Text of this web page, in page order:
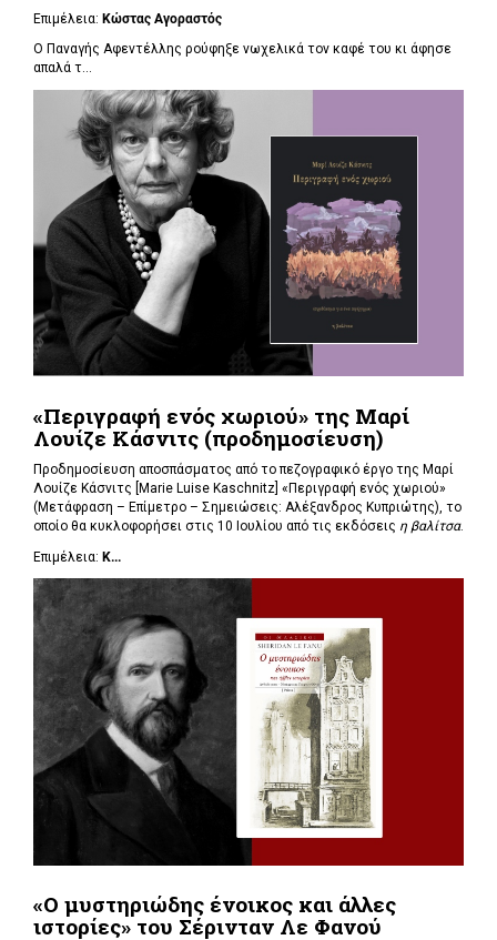
Επιμέλεια: Κώστας Αγοραστός
Ο Παναγής Αφεντέλλης ρούφηξε νωχελικά τον καφέ του κι άφησε
απαλά τ...
«Περιγραφή ενός χωριού» της Μαρί
Λουίζε Κάσνιτς (προδημοσίευση)
Προδημοσίευση αποσπάσματος από το πεζογραφικό έργο της Μαρί
Λουίζε Κάσνιτς [Marie Luise Kaschnitz] «Περιγραφή ενός χωριού»
(Μετάφραση – Επίμετρο – Σημειώσεις: Αλέξανδρος Κυπριώτης), το
οποίο θα κυκλοφορήσει στις 10 Ιουλίου από τις εκδόσεις η βαλίτσα.
Επιμέλεια: Κ...
«Ο μυστηριώδης ένοικος και άλλες
ιστορίες» του Σέρινταν Λε Φανού